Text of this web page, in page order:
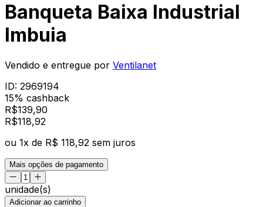
Banqueta Baixa Industrial
Imbuia
Vendido e entregue por Ventilanet
ID: 2969194
15% cashback
R$139,90
R$118,92
ou 1x de R$ 118,92 sem juros
Mais opções de pagamento
unidade(s)
Adicionar ao carrinho